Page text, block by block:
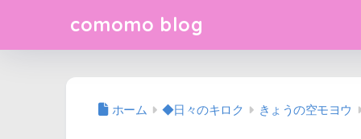
comomo blog
ホーム ◆日々のキロク きょうの空モヨウ